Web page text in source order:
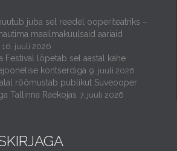
juba sel reedel ooperiteatriks –
maailmakuulsaid aariaid
16. juuli 2026
Festival lõpetab sel aastal kahe
kontserdiga 9. juuli 2026
rõõmustab publikut Suveooper
Tallinna Raekojas 7. juuli 2026